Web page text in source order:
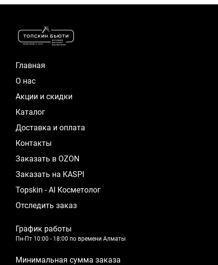
Главная
О нас
Акции и скидки
Каталог
Доставка и оплата
Контакты
Заказать в OZON
Заказать на KASPI
Topskin - AI Косметолог
Отследить заказ
График работы
Пн-Пт 10:00 - 18:00 по времени Алматы
Минимальная сумма заказа